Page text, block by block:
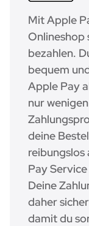
Mit Apple
Onlineshop
bezahlen.
bequem
Apple Pay
nur
deine
reibungslos
Pay
Deine
daher
damit du